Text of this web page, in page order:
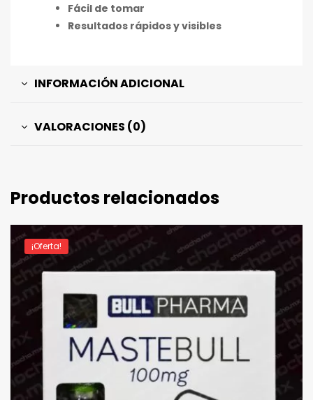
Fácil de tomar
Resultados rápidos y visibles
INFORMACIÓN ADICIONAL
VALORACIONES (0)
Productos relacionados
¡Oferta!